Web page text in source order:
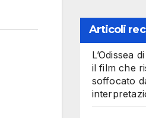
Articoli
L’Odissea
il film che
soffocato